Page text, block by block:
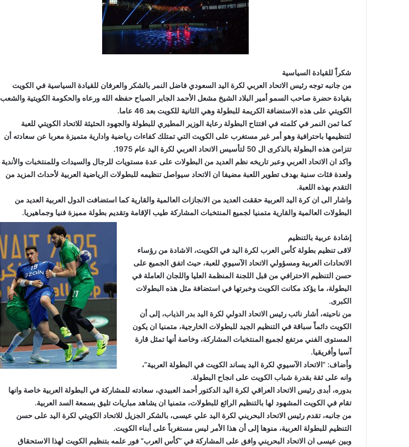
شكراً للقيادة السياسية
من جانبه توجه رئيس الاتحاد العربي لكرة اليد السعودي فاضل النمر بالشكر والعرفان للقيادة السياسية في الكويت
بقيادة حضرة صاحب السمو أمير البلاد الشيخ مشعل الأحمد الجابر الصباح حفظه الله ورعاه والحكومة الكويتية والشعب
الكويتي على هذه الاستضافة الكريمة للبطولة وهي الثانية للكويت بعد 46 عاما.
كما ثمن النمر في كلمته في افتتاح البطولة رعاية الوزير المطيري للبطولة والجهود الحثيثة للاتحاد الكويتي للعبة
لتنظيمها باحترافية وهو أمر غير مستغرب على الكويت التي تمتلك كفاءات رياضية وادارية متميزة معربا عن سعادته أن
تتزامن هذه البطولة بالذكرى ال 50 لتأسيس الاتحاد العربي لكرة اليد عام 1975.
واكد ان الاتحاد العربي وعبر تاريخه نظم العديد من البطولات على عدة مستويات للرجال والسيدات وللمنتخبات والأندية
ولعدة فئات سنية بهدف تطوير اللعبة مضيفا ان الاتحاد سيواصل تنظيمه للبطولات الرياضية العربية لأحداث المزيد من
التقدم بهذه اللعبة.
واشار الى ان كرة اليد العربية حققت العديد من الانجازات العالمية والقارية كما استضافت الدول العربية العديد من
البطولات العالمية والقارية متمنيا لجميع المنتخبات المشاركة طيب الإقامة وتقديم بطولة مميزة فنيا وجماهيريا.
إشادة عربية بالتنظيم
لاقى تنظيم بطولة كأس العرب لكرة اليد في الكويت، الاشادة من رؤساء
الاتحادات العربية ومسؤولي الاتحاد الآسيوي للعبة، حيث اتفق الجميع على
حسن التنظيم الاحترافي من قبل اللجنة المنظمة العليا واللجان العاملة في
البطولة، ما يؤكد مكانت الكويت وخبرتها في استضافة مثل هذه البطولات
الكبرى.
من ناحيته، أشار نائب رئيس الاتحاد الدولي لكرة اليد بدر الذياب، إلى أن
الكويت دائماً سباقة في التنظيم الجيد للبطولات الخارجية، متمنيا ان يكون
المستوى الفني مرتفع لجميع المنتخبات المشاركة، وخاصة أنها تمثل قارة
آسيا وأفريقيا.
وأضاف: “الاتحاد الآسيوي لكرة اليد يساند الكويت في البطولة العربية”،
وانه على ثقة بقدرة شباب الكويت على انجاح البطولة.
بدوره، أبدى رئيس الاتحاد العراقي لكرة اليد الدكتور أحمد العبيدي، سعادته للمشاركة في البطولة العربية خاصة وانها
تقام في الكويت المشهود لها بالتنظيم الرائع للبطولات، متمنيا ان يشاهد مباريات تليق بسمعة السد العربية.
من جانبه، تقدم رئيس الاتحاد البحريني لكرة اليد علي عيسى، بالشكر الجزيل للاتحاد الكويتي لكرة اليد على حسن
التنظيم للبطولة العربية، منوها إلى أن هذا الأمر ليس مستغرباً على أبناء الكويت.
وبين عيسى ان الاتحاد البحريني وافق على المشاركة في “كأس العرب” فور علمه بتنظيم الكويت لهذا الاستحقاق